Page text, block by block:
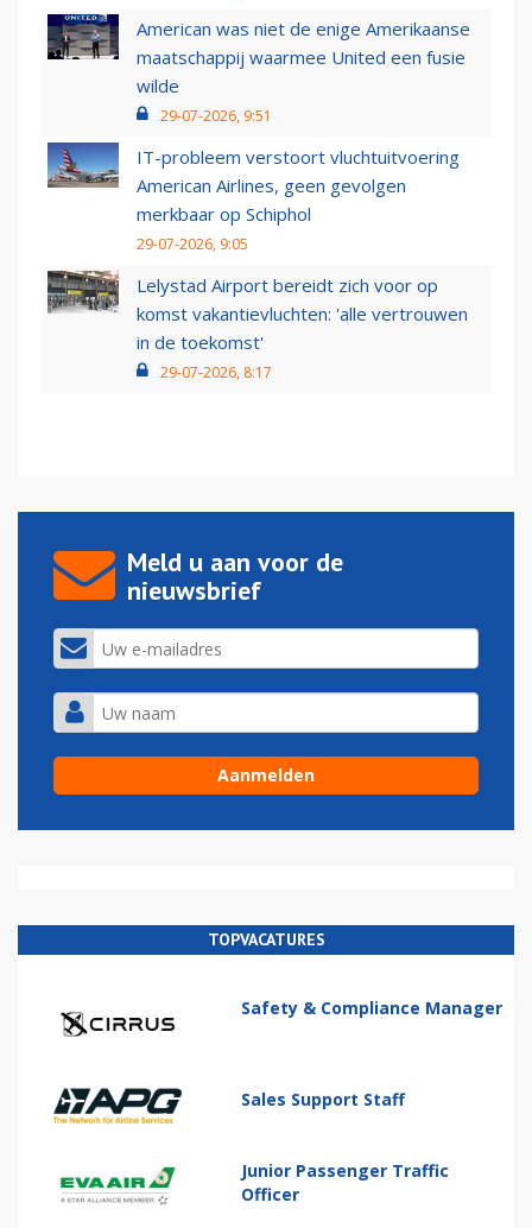
American was niet de enige Amerikaanse
maatschappij waarmee United een fusie
wilde
29-07-2026, 9:51
IT-probleem verstoort vluchtuitvoering
American Airlines, geen gevolgen
merkbaar op Schiphol
29-07-2026, 9:05
Lelystad Airport bereidt zich voor op
komst vakantievluchten: 'alle vertrouwen
in de toekomst'
29-07-2026, 8:17
Meld u aan voor de
nieuwsbrief
TOPVACATURES
Safety & Compliance Manager
Sales Support Staff
Junior Passenger Traffic
Officer